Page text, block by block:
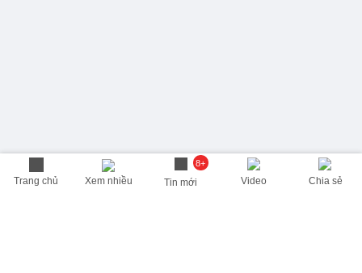
Trang chủ Xem nhiều
8+
Tin mới Video Chia sẻ